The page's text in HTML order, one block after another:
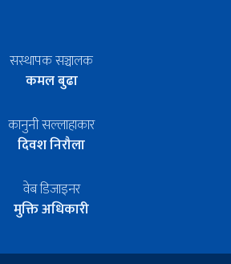
सस्थापक सञ्चालक
कमल बुढा
कानुनी सल्लाहाकार
दिवश निरौला
वेब डिजाइनर
मुक्ति अधिकारी